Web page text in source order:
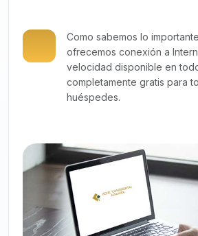
Como sabemos lo
ofrecemos conexión a
velocidad disponible en
completamente gratis para
huéspedes.